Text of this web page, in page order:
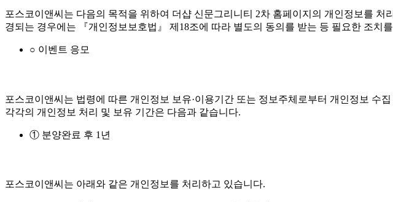
포스코이앤씨는 다음의 목적을 위하여 더샵 신문그리니티 2차 홈페이지의 개인정보를
경되는 경우에는 『개인정보보호법』 제18조에 따라 별도의 동의를 받는 등 필요한 조치
○ 이벤트 응모
포스코이앤씨는 법령에 따른 개인정보 보유·이용기간 또는 정보주체로부터 개인정보 수
각각의 개인정보 처리 및 보유 기간은 다음과 같습니다.
① 분양완료 후 1년
포스코이앤씨는 아래와 같은 개인정보를 처리하고 있습니다.